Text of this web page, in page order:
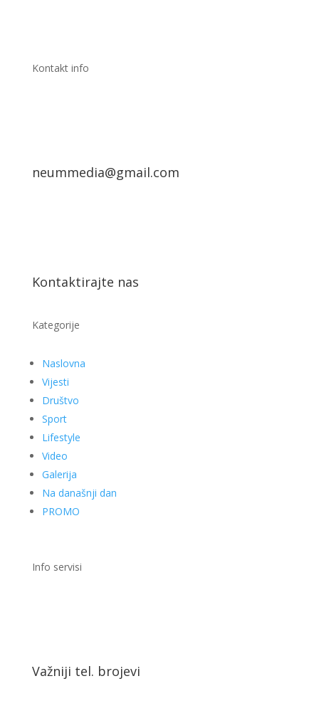
Kontakt info
neummedia@gmail.com
Kontaktirajte nas
Kategorije
Naslovna
Vijesti
Društvo
Sport
Lifestyle
Video
Galerija
Na današnji dan
PROMO
Info servisi
Važniji tel. brojevi